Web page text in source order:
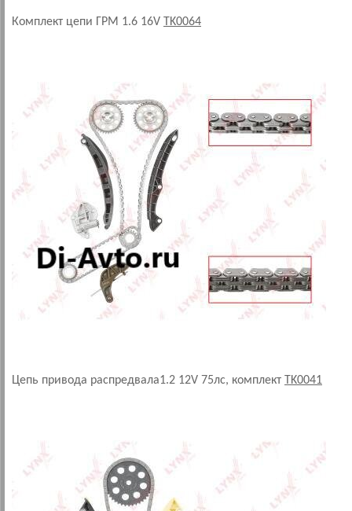
Комплект цепи ГРМ 1.6 16V TK0064
Цепь привода распредвала1.2 12V 75лс, комплект TK0041